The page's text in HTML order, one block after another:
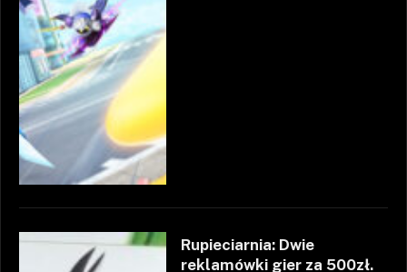
Rupieciarnia: Dwie
reklamówki gier za 500zł.